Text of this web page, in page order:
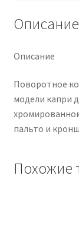
Описание
Описание
Поворотное
модели капри
пальто и
Похожие